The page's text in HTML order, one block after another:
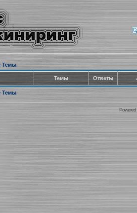
Темы
Темы Ответы
Темы